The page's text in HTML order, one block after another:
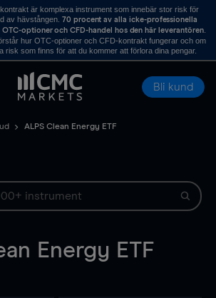
är komplexa instrument som innebär stor risk för
av hävstången. 70 procent av alla icke-professionella
optioner och CFD-handel hos den här leverantören.
hur OTC-optioner och CFD-kontrakt fungerar och om
risk som finns för att du kommer att förlora dina pengar.
Bli kund
ALPS Clean Energy ETF
Energy ETF